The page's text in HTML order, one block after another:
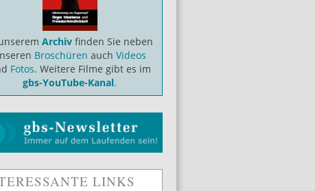
Archiv finden Sie neben
Broschüren auch Videos
Fotos. Weitere Filme gibt es im
gbs-YouTube-Kanal.
LINKS